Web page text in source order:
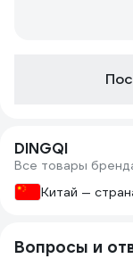
DINGQI
Все товары
Китай —
Вопросы и